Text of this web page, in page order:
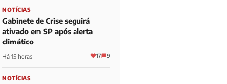
NOTÍCIAS
Gabinete de Crise seguirá
ativado em SP após alerta
climático
Há 15 horas 17 9
NOTÍCIAS